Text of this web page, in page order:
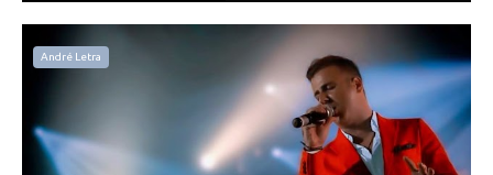
André Letra